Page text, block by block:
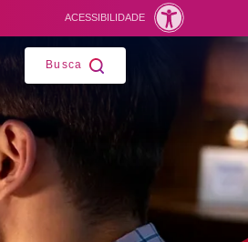
Busca
ACESSIBILIDADE